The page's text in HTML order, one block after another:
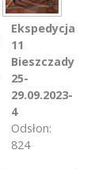
Ekspedycja
11
Bieszczady
25-
29.09.2023-
4
Odsłon:
824